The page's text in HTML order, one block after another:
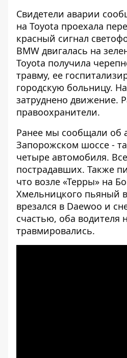
Свидетели аварии
на Toyota проехала
красный сигнал
BMW двигалась на
Toyota получила
травму, ее
городскую больницу.
затруднено движение.
правоохранители.
Ранее мы сообщали об
Запорожском шоссе -
четыре автомобиля.
пострадавших. Также
что возле «Терры» на
Хмельницкого пьяный
врезался в Daewoo и
счастью, оба водителя
травмировались.